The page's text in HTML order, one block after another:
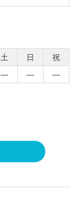
土 日
祝
― ―
―